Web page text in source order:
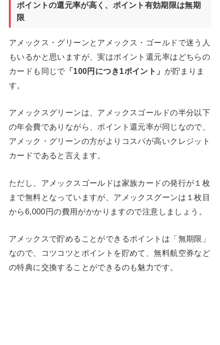
ポイントの還元率が高く、ポイント有効期限は無期
限
アメックス・グリーンとアメックス・ゴールドで迷う人
もいるかと思いますが、実はポイント還元率はどちらの
カードも同じで 「100円につき1ポイント」 が貯まりま
す。
アメックスグリーンは、アメックスゴールドの半分以下
の年会費でありながら、ポイント還元率が同じなので、
アメック・グリーンの方がよりコスパが高いクレジット
カードであると言えます。
ただし、アメックスゴールドは家族カードの発行が１枚
まで無料となっていますが、アメックスグーンは１枚目
から6,000円の費用がかかりますので注意しましょう。
アメックスで貯めることができるポイントは「無期限」
なので、コツコツとポイントを貯めて、無料航空券など
の特典に交換することができるのも魅力です。